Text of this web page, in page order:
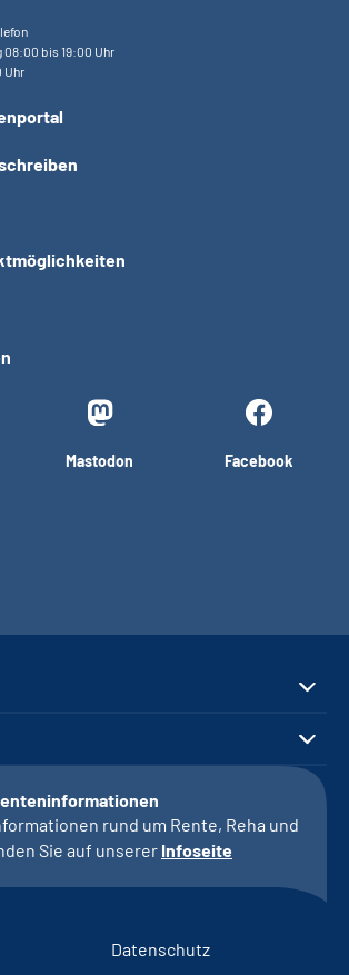
08:00 bis 19:00 Uhr
Uhr
Mastodon Facebook
rund um Rente, Reha und
Sie auf unserer Infoseite
Datenschutz